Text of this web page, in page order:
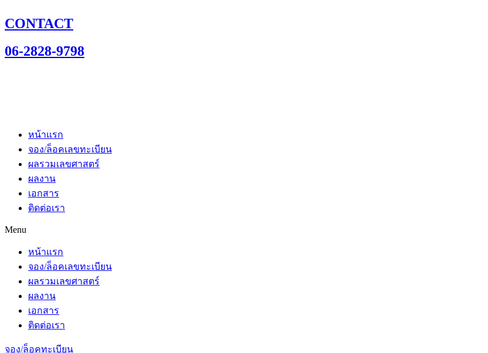
CONTACT
06-2828-9798
หน้าแรก
จอง/ล็อคเลขทะเบียน
ผลรวมเลขศาสตร์
ผลงาน
เอกสาร
ติดต่อเรา
Menu
หน้าแรก
จอง/ล็อคเลขทะเบียน
ผลรวมเลขศาสตร์
ผลงาน
เอกสาร
ติดต่อเรา
จอง/ล็อคทะเบียน